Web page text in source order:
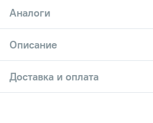
Аналоги
Описание
Доставка и оплата